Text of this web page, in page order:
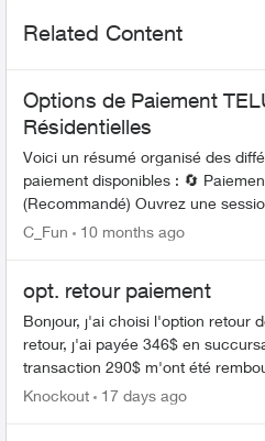
Related Content
Options de Paiement
Résidentielles
Voici un résumé organisé des
paiement disponibles : 🔄 Paiements Préautorisés
(Recommandé) Ouvrez une session dans votre compte Mon
TELUS. Si vous avez plusieurs
C_Fun 10 months ago
opt. retour paiement
Bonjour, j'ai choisi l'option retour de mon cellulaire. lors du
retour, j'ai payée 346$ en
transaction 290$ m'ont été
ma facture un coût...
Knockout 17 days ago